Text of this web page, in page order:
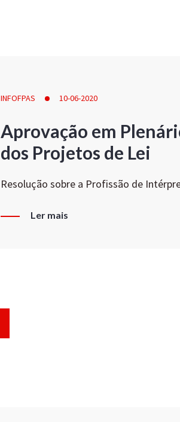
INFOFPAS 10-06-2020
Aprovação em
dos Projetos de Lei
Resolução sobre a Profissão de
Ler mais